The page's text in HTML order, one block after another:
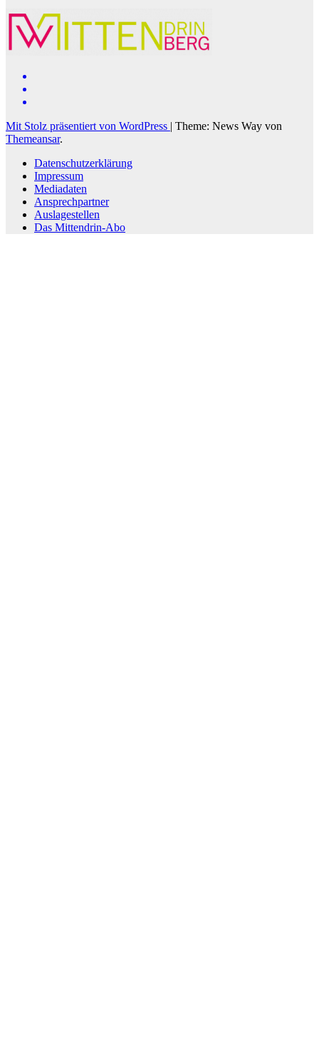
Mit Stolz präsentiert von WordPress | Theme: News Way von
Themeansar.
Datenschutzerklärung
Impressum
Mediadaten
Ansprechpartner
Auslagestellen
Das Mittendrin-Abo